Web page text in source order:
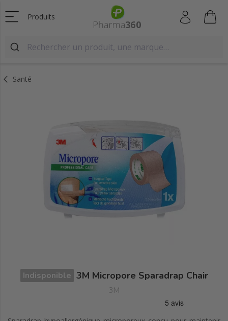
Produits
Santé
Indisponible 3M Micropore Sparadrap Chair
3M